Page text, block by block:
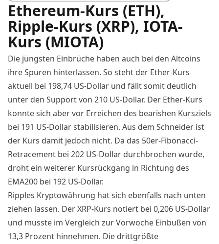
Ethereum-Kurs (ETH),
Ripple-Kurs (XRP), IOTA-
Kurs (MIOTA)
Die jüngsten Einbrüche haben auch bei den Altcoins
ihre Spuren hinterlassen. So steht der Ether-Kurs
aktuell bei 198,74 US-Dollar und fällt somit deutlich
unter den Support von 210 US-Dollar. Der Ether-Kurs
konnte sich aber vor Erreichen des bearishen Kursziels
bei 191 US-Dollar stabilisieren. Aus dem Schneider ist
der Kurs damit jedoch nicht. Da das 50er-Fibonacci-
Retracement bei 202 US-Dollar durchbrochen wurde,
droht ein weiterer Kursrückgang in Richtung des
EMA200 bei 192 US-Dollar.
Ripples Kryptowährung hat sich ebenfalls nach unten
ziehen lassen. DerXRP-Kurs notiert bei 0,206 US-Dollar
und musste im Vergleich zur Vorwoche Einbußen von
13,3 Prozent hinnehmen. Die drittgrößte